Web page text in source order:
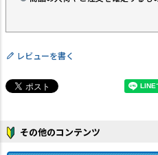
レビューを書く
その他のコンテンツ